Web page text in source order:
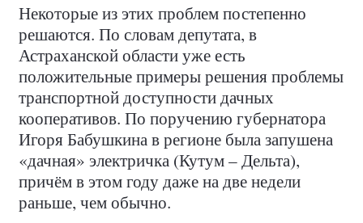
Некоторые из этих проблем постепенно
решаются. По словам депутата, в
Астраханской области уже есть
положительные примеры решения проблемы
транспортной доступности дачных
кооперативов. По поручению губернатора
Игоря Бабушкина в регионе была запушена
«дачная» электричка (Кутум – Дельта),
причём в этом году даже на две недели
раньше, чем обычно.